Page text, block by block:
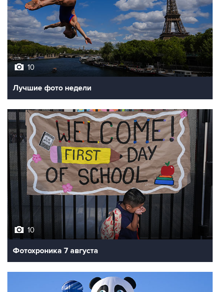
10
Лучшие фото недели
10
Фотохроника 7 августа